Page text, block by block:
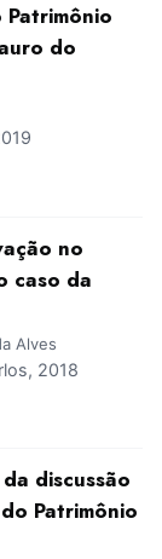
do
no
caso da
Alves
2018
discussão
Patrimônio